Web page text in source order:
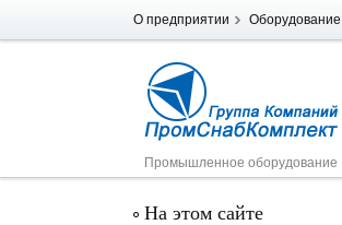
О предприятии Оборудование
Промышленное оборудование
На этом сайте